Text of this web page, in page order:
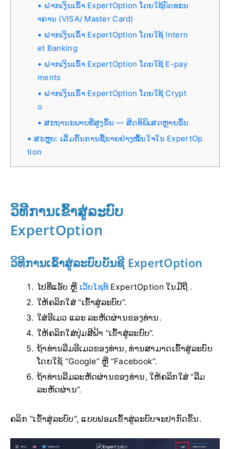
ຝາກເງິນເຂົ້າ ExpertOption ໂດຍໃຊ້ບັດທະນ
າຄານ (VISA/ Master Card)
ຝາກເງິນເຂົ້າ ExpertOption ໂດຍໃຊ້ Intern
et Banking
ຝາກເງິນເຂົ້າ ExpertOption ໂດຍໃຊ້ E-pay
ments
ຝາກເງິນເຂົ້າ ExpertOption ໂດຍໃຊ້ Crypt
o
ສະຖານະພາບທີ່ສູງຂຶ້ນ — ສິດທິພິເສດຫຼາຍຂຶ້ນ
ສະຫຼຸບ: ເລີ່ມຕົ້ນການຊື້ຂາຍຢ່າງໝັ້ນໃຈໃນ ExpertOp
tion
ວິທີການເຂົ້າສູ່ລະບົບ
ExpertOption
ວິທີການເຂົ້າສູ່ລະບົບບັນຊີ ExpertOption
ໄປທີ່ແອັບ ຫຼື ເວັບໄຊທ໌ ExpertOption ໃນມືຖື .
ໃຫ້ຄລິກໃສ່ “ເຂົ້າສູ່ລະບົບ”.
ໃສ່ອີເມວ ແລະ ລະຫັດຜ່ານຂອງທ່ານ.
ໃຫ້ຄລິກໃສ່ປຸ່ມສີຟ້າ “ເຂົ້າສູ່ລະບົບ”.
ຖ້າທ່ານລືມອີເມວຂອງທ່ານ, ທ່ານສາມາດເຂົ້າສູ່ລະບົບ
ໂດຍໃຊ້ “Google” ຫຼື “Facebook”.
ຖ້າທ່ານລືມລະຫັດຜ່ານຂອງທ່ານ, ໃຫ້ຄລິກໃສ່ “ລືມ
ລະຫັດຜ່ານ”.
ຄລິກ "ເຂົ້າສູ່ລະບົບ", ແບບຟອມເຂົ້າສູ່ລະບົບຈະປາກົດຂຶ້ນ.